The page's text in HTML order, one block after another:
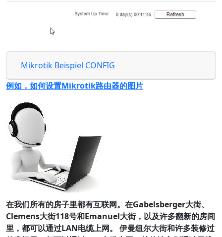
Mikrotik Beispiel CONFIG
例如，如何设置Mikrotik路由器的图片
在我们所有的房子里都有互联网。在Gabelsberger大街、
Clemens大街118号和Emanuel大街，以及许多翻新的房间
里，都可以通过LAN电缆上网。 伊曼纽尔大街和许多装修过